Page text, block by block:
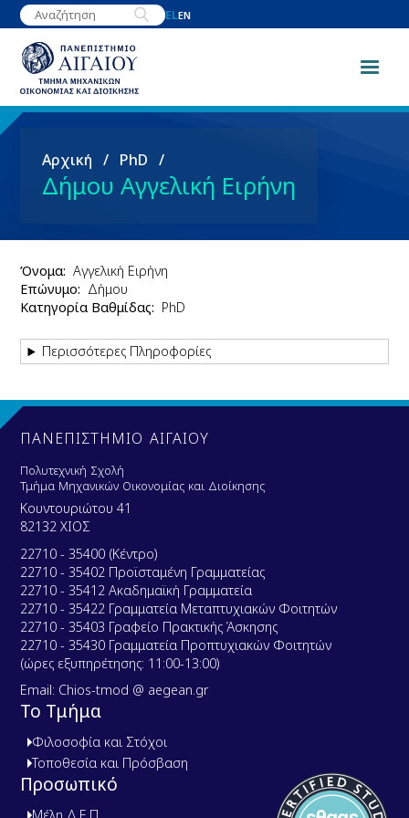
Παράκαμψη
προς
κυρίως
περιεχόμενο
ELEN
Breadcrumb
Αρχική PhD
Δήμου Αγγελική Ειρήνη
Όνομα Αγγελική Ειρήνη
Επώνυμο
Δήμου
Κατηγορία Βαθμίδας
PhD
Περισσότερες Πληροφορίες
ΠΑΝΕΠΙΣΤΗΜΙΟ ΑΙΓΑΙΟΥ
Πολυτεχνική Σχολή
Τμήμα Μηχανικών Οικονομίας και Διοίκησης
Κουντουριώτου 41
82132 ΧΙΟΣ
22710 - 35400 (Κέντρο)
22710 - 35402 Προϊσταμένη Γραμματείας
22710 - 35412 Ακαδημαϊκή Γραμματεία
22710 - 35422 Γραμματεία Μεταπτυχιακών Φοιτητών
22710 - 35403 Γραφείο Πρακτικής Άσκησης
22710 - 35430 Γραμματεία Προπτυχιακών Φοιτητών
(ώρες εξυπηρέτησης: 11:00-13:00)
Email: Chios-tmod @ aegean.gr
Το Τμήμα
Φιλοσοφία και Στόχοι
Τοποθεσία και Πρόσβαση
Προσωπικό